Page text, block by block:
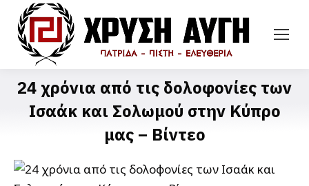
24 χρόνια από τις δολοφονίες των
Ισαάκ και Σολωμού στην Κύπρο
μας – Βίντεο